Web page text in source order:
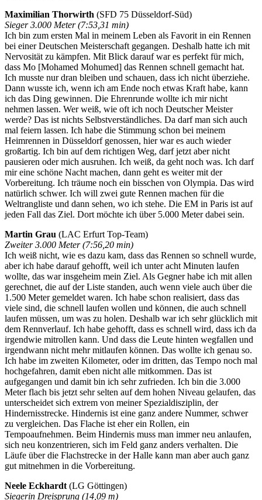
Maximilian Thorwirth (SFD 75 Düsseldorf-Süd)
Sieger 3.000 Meter (7:53,31 min)
Ich bin zum ersten Mal in meinem Leben als Favorit in ein Rennen
bei einer Deutschen Meisterschaft gegangen. Deshalb hatte ich mit
Nervosität zu kämpfen. Mit Blick darauf war es perfekt für mich,
dass Mo [Mohamed Mohumed] das Rennen schnell gemacht hat.
Ich musste nur dran bleiben und schauen, dass ich nicht überziehe.
Dann wusste ich, wenn ich am Ende noch etwas Kraft habe, kann
ich das Ding gewinnen. Die Ehrenrunde wollte ich mir nicht
nehmen lassen. Wer weiß, wie oft ich noch Deutscher Meister
werde? Das ist nichts Selbstverständliches. Da darf man sich auch
mal feiern lassen. Ich habe die Stimmung schon bei meinem
Heimrennen in Düsseldorf genossen, hier war es auch wieder
großartig. Ich bin auf dem richtigen Weg, darf jetzt aber nicht
pausieren oder mich ausruhen. Ich weiß, da geht noch was. Ich darf
mir eine schöne Nacht machen, dann geht es weiter mit der
Vorbereitung. Ich träume noch ein bisschen von Olympia. Das wird
natürlich schwer. Ich will zwei gute Rennen machen für die
Weltrangliste und dann sehen, wo ich stehe. Die EM in Paris ist auf
jeden Fall das Ziel. Dort möchte ich über 5.000 Meter dabei sein.
Martin Grau (LAC Erfurt Top-Team)
Zweiter 3.000 Meter (7:56,20 min)
Ich weiß nicht, wie es dazu kam, dass das Rennen so schnell wurde,
aber ich habe darauf gehofft, weil ich unter acht Minuten laufen
wollte, das war insgeheim mein Ziel. Als Gegner habe ich mit allen
gerechnet, die auf der Liste standen, auch wenn viele auch über die
1.500 Meter gemeldet waren. Ich habe schon realisiert, dass das
viele sind, die schnell laufen wollen und können, die auch schnell
laufen müssen, um was zu holen. Deshalb war ich sehr glücklich mit
dem Rennverlauf. Ich habe gehofft, dass es schnell wird, dass ich da
irgendwie mitrollen kann. Und dass die Leute hinten wegfallen und
irgendwann nicht mehr mitlaufen können. Das wollte ich genau so.
Ich habe im zweiten Kilometer, oder im dritten, das Tempo noch mal
hochgefahren, damit eben nicht alle mitkommen. Das ist
aufgegangen und damit bin ich sehr zufrieden. Ich bin die 3.000
Meter flach bis jetzt sehr selten auf dem hohen Niveau gelaufen, das
unterscheidet sich extrem von meiner Spezialdisziplin, der
Hindernisstrecke. Hindernis ist eine ganz andere Nummer, schwer
zu vergleichen. Das Flache ist eher ein Rollen, ein
Tempoaufnehmen. Beim Hindernis muss man immer neu anlaufen,
sich neu konzentrieren, sich im Feld ganz anders verhalten. Die
Läufe über die Flachstrecke in der Halle kann man aber auch ganz
gut mitnehmen in die Vorbereitung.
Neele Eckhardt (LG Göttingen)
Siegerin Dreisprung (14,09 m)